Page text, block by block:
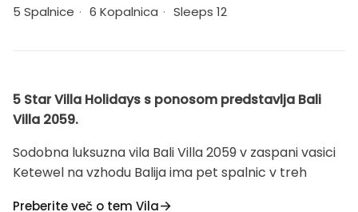
5 Spalnice · 6 Kopalnica · Sleeps 12
5 Star Villa Holidays s ponosom predstavlja Bali
Villa 2059.
Sodobna luksuzna vila Bali Villa 2059 v zaspani vasici
Ketewel na vzhodu Balija ima pet spalnic v treh
Preberite več o tem Vila